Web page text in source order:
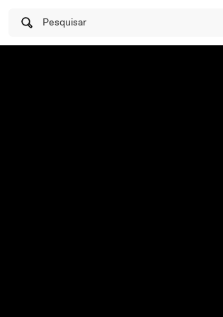
Pesquisar